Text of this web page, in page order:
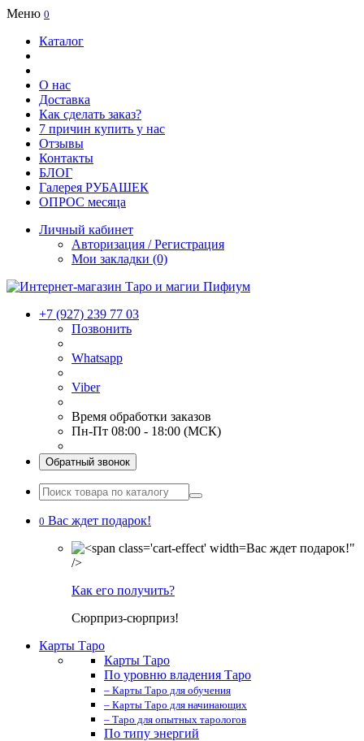
Меню 0
Каталог
О нас
Доставка
Как сделать заказ?
7 причин купить у нас
Отзывы
Контакты
БЛОГ
Галерея РУБАШЕК
ОПРОС месяца
Личный кабинет
Авторизация / Регистрация
Мои закладки (0)
+7 (927) 239 77 03
Позвонить
Whatsapp
Viber
Время обработки заказов
Пн-Пт 08:00 - 18:00 (МСК)
Обратный звонок
0 Вас ждет подарок!
Вас ждет подарок!"
/>
Как его получить?
Сюрприз-сюрприз!
Карты Таро
Карты Таро
По уровню владения Таро
– Карты Таро для обучения
– Карты Таро для начинающих
– Таро для опытных тарологов
По типу энергий